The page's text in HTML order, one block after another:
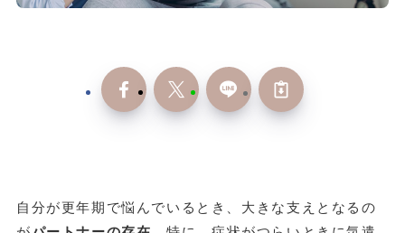
自分が更年期で悩んでいるとき、大きな支えとなるの